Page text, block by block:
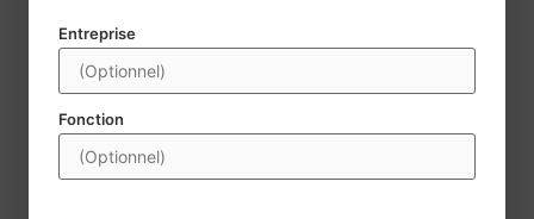
fins d’assurer la mise en vente et la négoce d’agences
immobilières. Les données mentionnées d’un * sont
obligatoires. Conformément à la règlementation, vous disposez
d’un droit d’accès, de rectification, de portabilité,
d’effacement, de limitation du traitement et d’opposition au
traitement. Ces droits peuvent être exercés à l’adresse
transmission@century21france.com. Pour plus d’information
Entreprise
Fonction